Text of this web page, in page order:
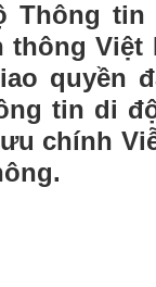
Thông
Việt
quyền
tin di
chính